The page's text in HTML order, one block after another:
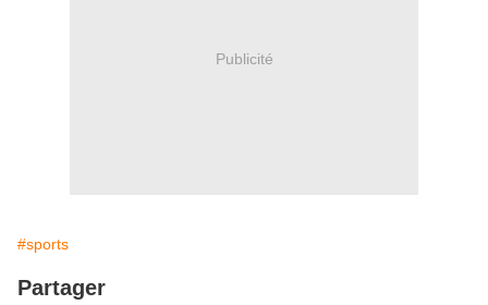
Publicité
#sports
Partager